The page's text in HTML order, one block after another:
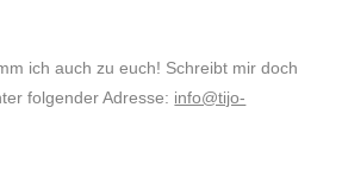
ich auch zu euch! Schreibt mir doch
folgender Adresse: info@tijo-